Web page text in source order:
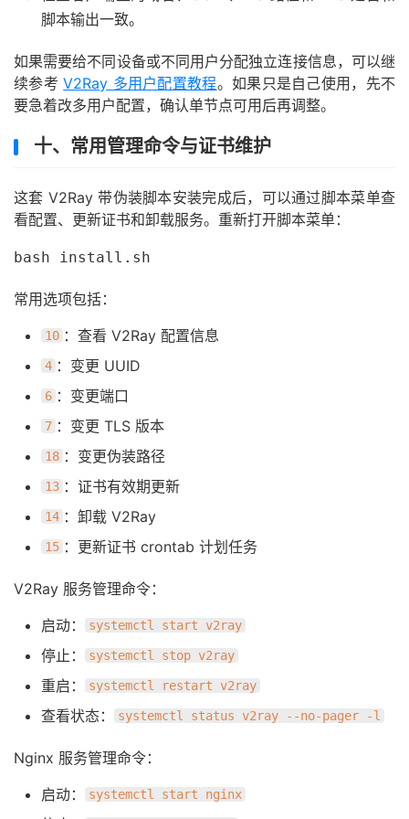
脚本输出一致。
如果需要给不同设备或不同用户分配独立连接信息，可以继
续参考V2Ray 多用户配置教程。如果只是自己使用，先不
要急着改多用户配置，确认单节点可用后再调整。
十、常用管理命令与证书维护
这套 V2Ray 带伪装脚本安装完成后，可以通过脚本菜单查
看配置、更新证书和卸载服务。重新打开脚本菜单：
bash install.sh
常用选项包括：
10 ：查看 V2Ray 配置信息
4 ：变更 UUID
6 ：变更端口
7 ：变更 TLS 版本
18 ：变更伪装路径
13 ：证书有效期更新
14 ：卸载 V2Ray
15 ：更新证书 crontab 计划任务
V2Ray 服务管理命令：
启动：
systemctl start v2ray
停止： systemctl stop v2ray
重启： systemctl restart v2ray
查看状态： systemctl status v2ray --no-pager -l
Nginx 服务管理命令：
启动：
systemctl start nginx